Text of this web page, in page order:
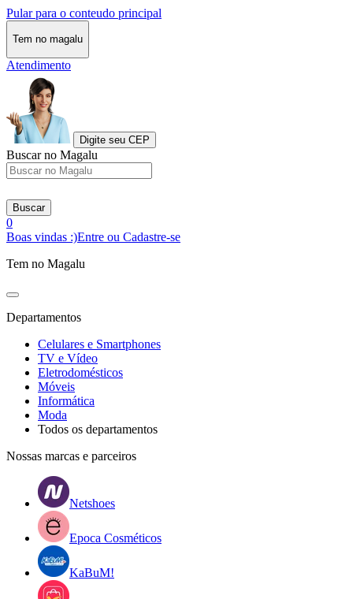
Pular para o conteudo principal
Tem no magalu
Atendimento
Digite seu CEP
Buscar no Magalu
Buscar
0
Boas vindas :)Entre ou Cadastre-se
Tem no Magalu
Departamentos
Celulares e Smartphones
TV e Vídeo
Eletrodomésticos
Móveis
Informática
Moda
Todos os departamentos
Nossas marcas e parceiros
Netshoes
Epoca Cosméticos
KaBuM!